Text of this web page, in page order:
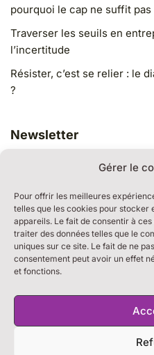
Gérer le
Pour offrir les meilleures
telles que les cookies pour
appareils. Le fait de consentir à
traiter des données telles que le
uniques sur ce site. Le fait de ne
consentement peut avoir un effet
et fonctions.
pourquoi le cap ne suffit pas
Traverser les seuils en
l’incertitude
Résister, c’est se relier : le
?
Newsletter
BULLE
S’ABONNER À